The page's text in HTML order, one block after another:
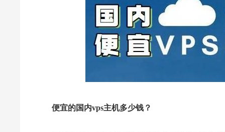
便宜的国内vps主机多少钱？